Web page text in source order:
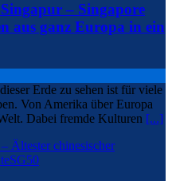
– Singapore
aus ganz Europa in ein
Erde zu sehen ist für viele
Von Amerika über Europa
Dabei fremde Kulturen [...]